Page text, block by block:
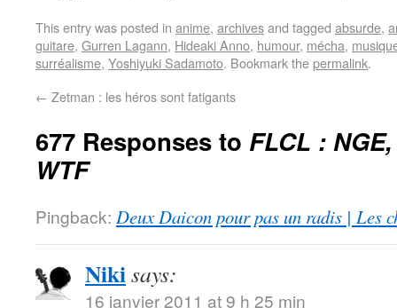
This entry was posted in anime, archivesand tagged absurde,
guitare, Gurren Lagann, Hideaki Anno, humour, mécha,
surréalisme, Yoshiyuki Sadamoto. Bookmark thepermalink.
← Zetman : les héros sont fatigants
677 Responses to FLCL :
WTF
Pingback: Deux Daicon pour pas un radis | Les
Nikisays:
16 janvier 2011 at 9 h 25 min